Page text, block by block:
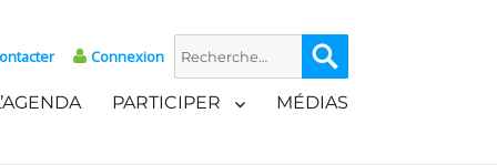
Connexion
Recherche
pour :
PARTICIPER MÉDIAS